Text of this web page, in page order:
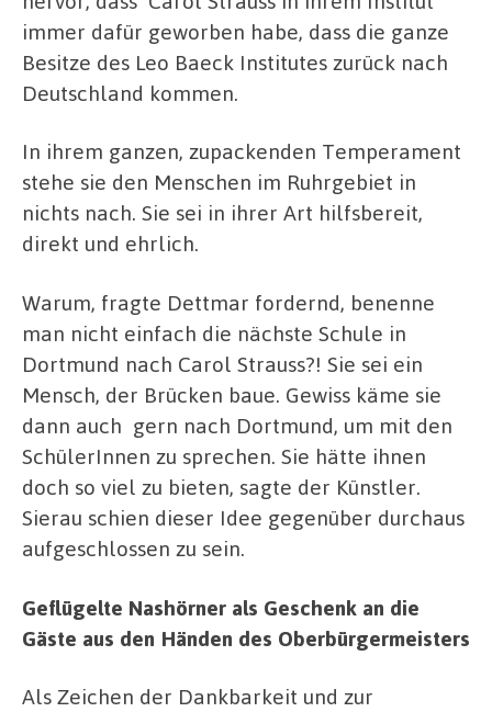
immer dafür geworben habe, dass die ganze
Besitze des Leo Baeck Institutes zurück nach
Deutschland kommen.
In ihrem ganzen, zupackenden Temperament
stehe sie den Menschen im Ruhrgebiet in
nichts nach. Sie sei in ihrer Art hilfsbereit,
direkt und ehrlich.
Warum, fragte Dettmar fordernd, benenne
man nicht einfach die nächste Schule in
Dortmund nach Carol Strauss?! Sie sei ein
Mensch, der Brücken baue. Gewiss käme sie
dann auch gern nach Dortmund, um mit den
SchülerInnen zu sprechen. Sie hätte ihnen
doch so viel zu bieten, sagte der Künstler.
Sierau schien dieser Idee gegenüber durchaus
aufgeschlossen zu sein.
Geflügelte Nashörner als Geschenk an die
Gäste aus den Händen des Oberbürgermeisters
Als Zeichen der Dankbarkeit und zur